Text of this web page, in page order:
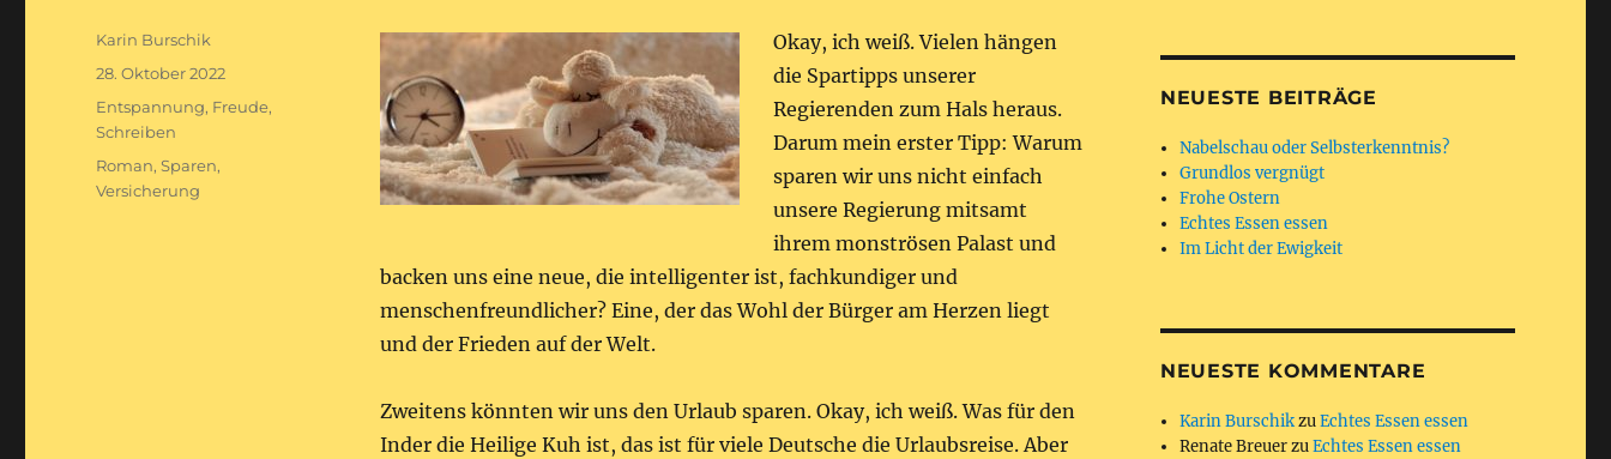
Okay, ich weiß. Vielen hängen
die Spartipps unserer
Regierenden zum Hals heraus.
Darum mein erster Tipp: Warum
sparen wir uns nicht einfach
unsere Regierung mitsamt
ihrem monströsen Palast und
backen uns eine neue, die intelligenter ist, fachkundiger und
menschenfreundlicher? Eine, der das Wohl der Bürger am Herzen liegt
und der Frieden auf der Welt.
Zweitens könnten wir uns den Urlaub sparen. Okay, ich weiß. Was für den
Inder die Heilige Kuh ist, das ist für viele Deutsche die Urlaubsreise. Aber
Autor
Karin Burschik
Veröffentlicht
28. Oktober 2022
Kategorien
Entspannung, Freude,
Schreiben
Schlagwörter
Roman,Sparen,
Versicherung
NEUESTE BEITRÄGE
Nabelschau oder Selbsterkenntnis?
Grundlos vergnügt
Frohe Ostern
Echtes Essen essen
Im Licht der Ewigkeit
NEUESTE KOMMENTARE
Karin BurschikzuEchtes Essen essen
Renate BreuerzuEchtes Essen essen